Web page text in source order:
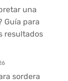
una
Guía para
resultados
sordera